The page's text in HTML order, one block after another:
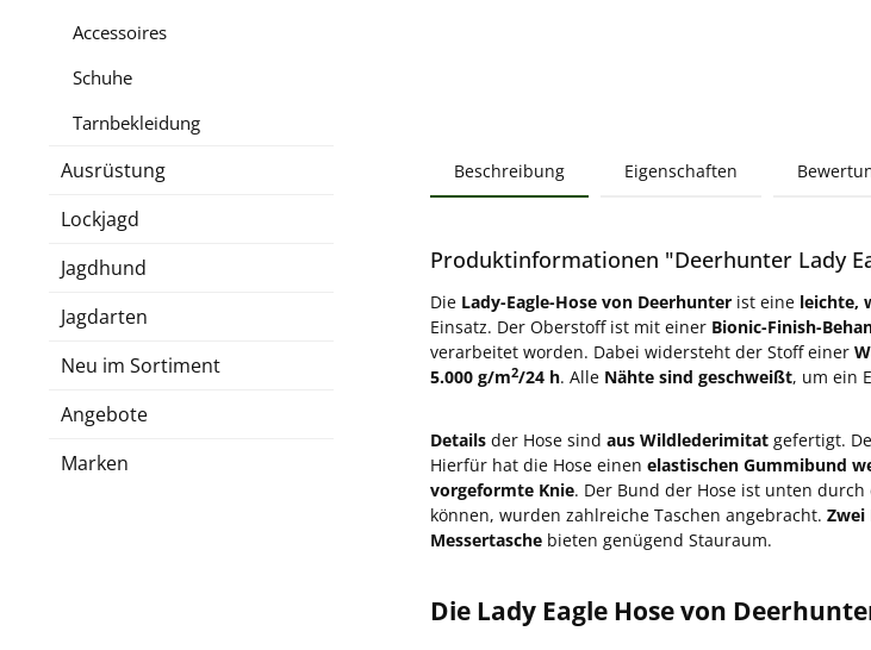
Accessoires
Schuhe
Tarnbekleidung
Ausrüstung
Lockjagd
Jagdhund
Jagdarten
Neu im Sortiment
Angebote
Marken
Beschreibung Eigenschaften
Produktinformationen "Deerhunter Lady
Die Lady-Eagle-Hose von Deerhunter ist eine leichte,
Einsatz. Der Oberstoff ist mit einer Bionic-Finish-
verarbeitet worden. Dabei widersteht der Stoff einer
5.000 g/m2/24 h. Alle Nähte sind geschweißt, um ein
Details der Hose sind aus Wildlederimitat gefertigt.
Hierfür hat die Hose einen elastischen Gummibund
vorgeformte Knie. Der Bund der Hose ist unten durch
können, wurden zahlreiche Taschen angebracht. Zwei
Messertasche bieten genügend Stauraum.
Die Lady Eagle Hose von